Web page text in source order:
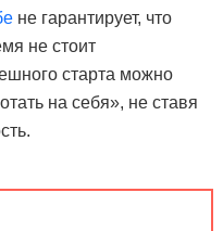
не гарантирует, что
не стоит
старта можно
на себя», не ставя